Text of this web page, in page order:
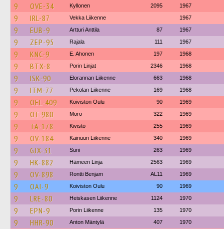
9 OVE-34 Kyllonen 2095 1967
9 IRL-87 Vekka Liikenne 1967
9 EUB-9 Artturi Anttila 87 1967
9 ZEP-95 Rajala 111 1967
9 KNC-9 E. Ahonen 197 1968
9 BTX-8 Porin Linjat 2346 1968
9 ISK-90 Elorannan Liikenne 663 1968
9 ITM-77 Pekolan Liikenne 169 1968
9 OEL-409 Koiviston Oulu 90 1969
9 OT-980 Mörö 322 1969
9 TA-178 Kivistö 255 1969
9 OV-184 Kainuun Liikenne 340 1969
9 GJX-31 Suni 263 1969
9 HK-882 Hämeen Linja 2563 1969
9 OV-898 Rontti Benjam AL11 1969
9 OAI-9 Koiviston Oulu 90 1969
9 LRE-80 Heiskasen Liikenne 1124 1970
9 EPN-9 Porin Liikenne 135 1970
9 HHR-90 Anton Mäntylä 407 1970